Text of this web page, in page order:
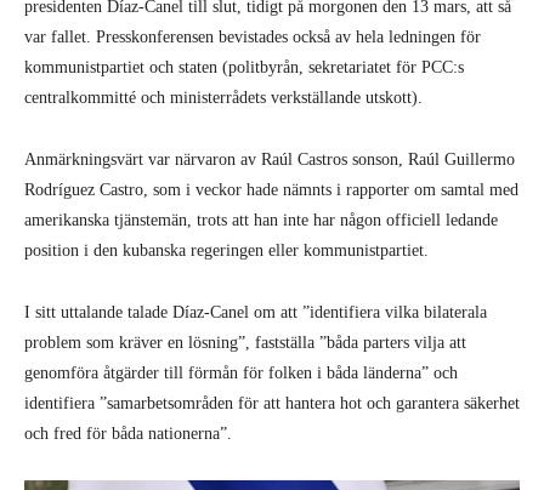
presidenten Díaz-Canel till slut, tidigt på morgonen den 13 mars, att så
var fallet. Presskonferensen bevistades också av hela ledningen för
kommunistpartiet och staten (politbyrån, sekretariatet för PCC:s
centralkommitté och ministerrådets verkställande utskott).
Anmärkningsvärt var närvaron av Raúl Castros sonson, Raúl Guillermo
Rodríguez Castro, som i veckor hade nämnts i rapporter om samtal med
amerikanska tjänstemän, trots att han inte har någon officiell ledande
position i den kubanska regeringen eller kommunistpartiet.
I sitt uttalande talade Díaz-Canel om att ”identifiera vilka bilaterala
problem som kräver en lösning”, fastställa ”båda parters vilja att
genomföra åtgärder till förmån för folken i båda länderna” och
identifiera ”samarbetsområden för att hantera hot och garantera säkerhet
och fred för båda nationerna”.